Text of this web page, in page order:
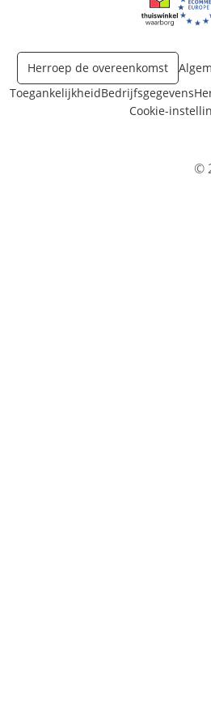
Opent in
Herroep de overeenkomst
ToegankelijkheidBedrijfsgegevens
Cookie-
©